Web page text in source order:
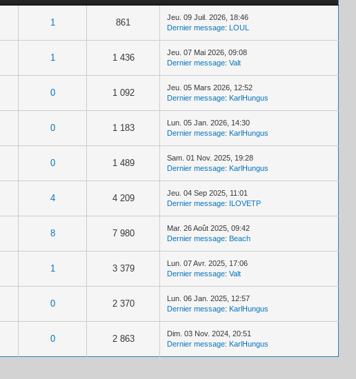
1 861
Jeu. 09 Juil. 2026, 18:46
Dernier message: LOUL
1 1 436
Jeu. 07 Mai 2026, 09:08
Dernier message: Valt
0 1 092
Jeu. 05 Mars 2026, 12:52
Dernier message: KarlHungus
0 1 183
Lun. 05 Jan. 2026, 14:30
Dernier message: KarlHungus
0 1 489
Sam. 01 Nov. 2025, 19:28
Dernier message: KarlHungus
4 4 209
Jeu. 04 Sep 2025, 11:01
Dernier message: ILOVETP
8 7 980
Mar. 26 Août 2025, 09:42
Dernier message: Beach
1 3 379
Lun. 07 Avr. 2025, 17:06
Dernier message: Valt
0 2 370
Lun. 06 Jan. 2025, 12:57
Dernier message: KarlHungus
0 2 863
Dim. 03 Nov. 2024, 20:51
Dernier message: KarlHungus